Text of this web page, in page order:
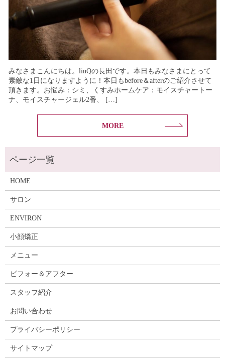
みなさまこんにちは。linQの長田です。本日もみなさまにとって
素敵な1日になりますように！本日もbefore＆afterのご紹介させて
頂きます。お悩み：シミ、くすみホームケア：モイスチャートー
ナ、モイスチャージェル2番、 […]
MORE
HOME
サロン
ENVIRON
小顔矯正
メニュー
ビフォー＆アフター
スタッフ紹介
お問い合わせ
プライバシーポリシー
サイトマップ